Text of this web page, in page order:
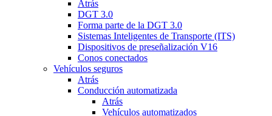
Atrás
DGT 3.0
Forma parte de la DGT 3.0
Sistemas Inteligentes de Transporte (ITS)
Dispositivos de preseñalización V16
Conos conectados
Vehículos seguros
Atrás
Conducción automatizada
Atrás
Vehículos automatizados